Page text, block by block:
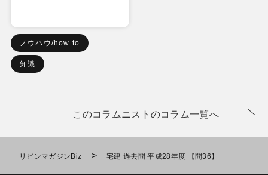
ノウハウ/how to
知識
このコラムニストのコラム一覧へ
リビンマガジンBiz > 宅建 過去問 平成28年度 【問36】